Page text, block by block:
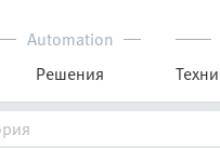
Automation
Решения